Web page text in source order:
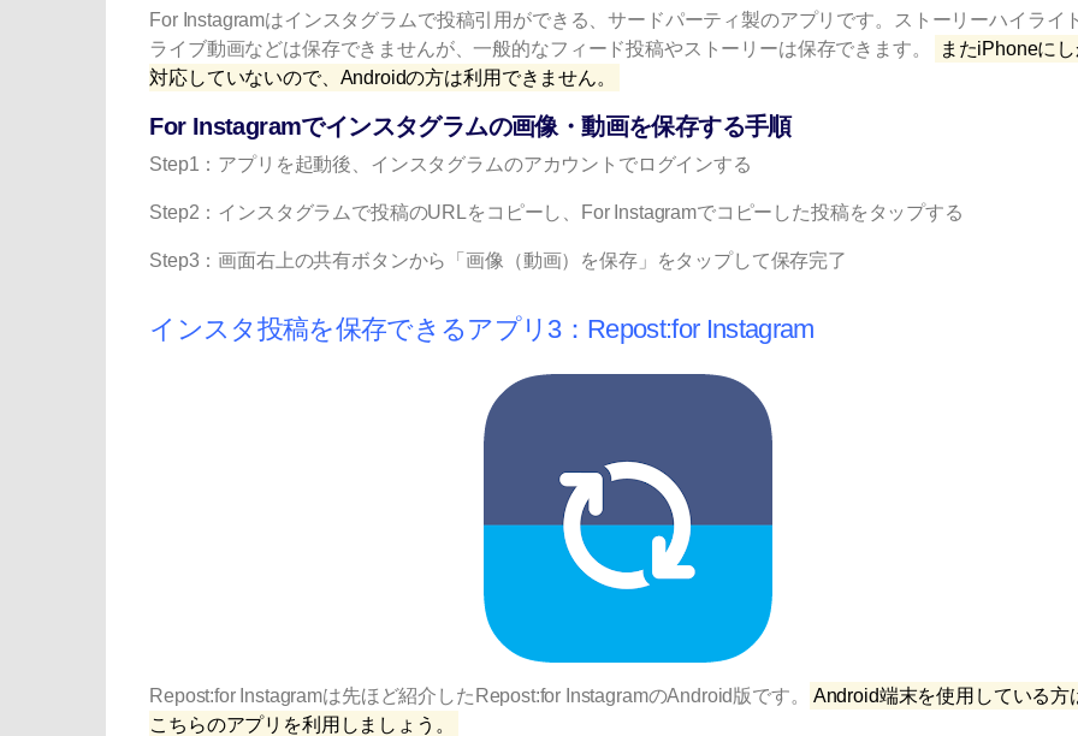
For Instagramはインスタグラムで投稿引用ができる、サードパーティ製のアプリです。ストーリーハイライ
ライブ動画などは保存できませんが、一般的なフィード投稿やストーリーは保存できます。
またiPhoneに
対応していないので、Androidの方は利用できません。
For Instagramでインスタグラムの画像・動画を保存する手順
Step1：アプリを起動後、インスタグラムのアカウントでログインする
Step2：インスタグラムで投稿のURLをコピーし、For Instagramでコピーした投稿をタップする
Step3：画面右上の共有ボタンから「画像（動画）を保存」をタップして保存完了
インスタ投稿を保存できる アプリ3：Repost:for Instagram
Repost:for Instagramは先ほど紹介したRepost:for InstagramのAndroid版です。
Android端末を使用している方
こちらのアプリを利用しましょう。